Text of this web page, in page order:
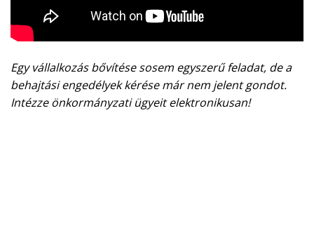
Egy vállalkozás bővítése sosem egyszerű feladat, de a
behajtási engedélyek kérése már nem jelent gondot.
Intézze önkormányzati ügyeit elektronikusan!